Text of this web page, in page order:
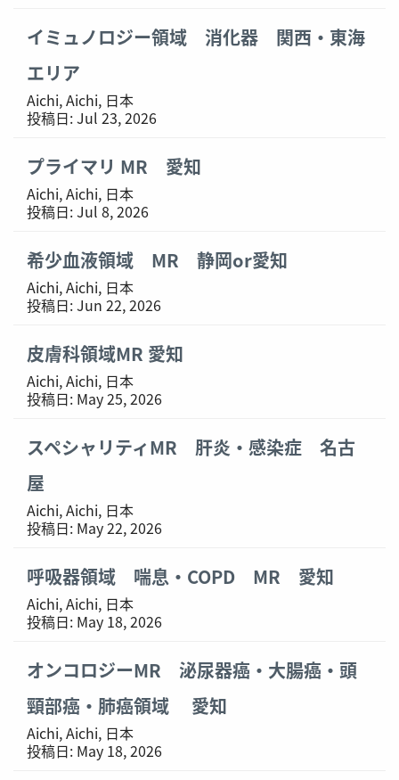
イミュノロジー領域 消化器 関西・東海
エリア
Aichi, Aichi, 日本
投稿日:Jul 23, 2026
プライマリ MR 愛知
Aichi, Aichi, 日本
投稿日:Jul 8, 2026
希少血液領域 MR 静岡or愛知
Aichi, Aichi, 日本
投稿日:Jun 22, 2026
皮膚科領域MR 愛知
Aichi, Aichi, 日本
投稿日: May 25, 2026
スペシャリティMR 肝炎・感染症 名古
屋
Aichi, Aichi, 日本
投稿日: May 22, 2026
呼吸器領域 喘息・COPD MR 愛知
Aichi, Aichi, 日本
投稿日: May 18, 2026
オンコロジーMR 泌尿器癌・大腸癌・頭
頸部癌・肺癌領域 愛知
Aichi, Aichi, 日本
投稿日: May 18, 2026